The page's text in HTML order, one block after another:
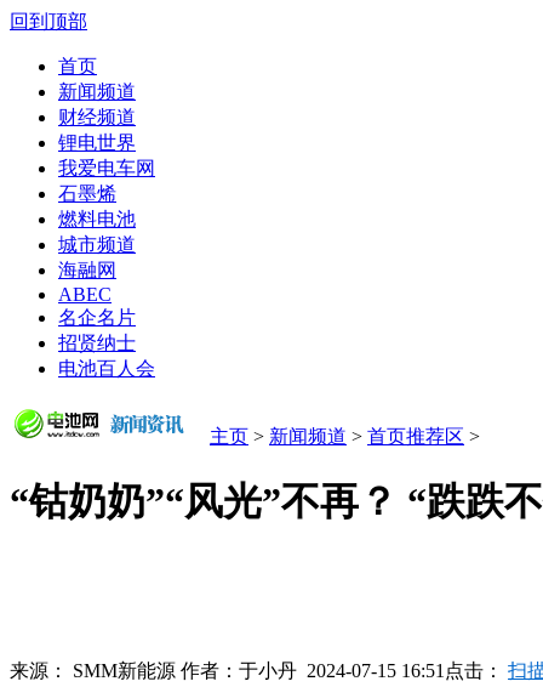
回到顶部
首页
新闻频道
财经频道
锂电世界
我爱电车网
石墨烯
燃料电池
城市频道
海融网
ABEC
名企名片
招贤纳士
电池百人会
主页 > 新闻频道 > 首页推荐区 >
“钴奶奶”“风光”不再？ “跌跌
来源： SMM新能源 作者： 于小丹 2024-07-15 16:51 点击： 扫